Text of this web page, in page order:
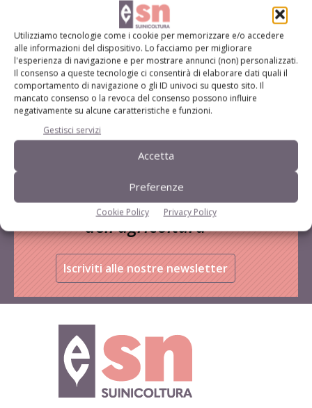
Utilizziamo tecnologie come i cookie per memorizzare e/o accedere
alle informazioni del dispositivo. Lo facciamo per migliorare
l'esperienza di navigazione e per mostrare annunci (non) personalizzati.
Il consenso a queste tecnologie ci consentirà di elaborare dati quali il
comportamento di navigazione o gli ID univoci su questo sito. Il
mancato consenso o la revoca del consenso possono influire
negativamente su alcune caratteristiche e funzioni.
Gestisci servizi
Accetta
Preferenze
Cookie Policy Privacy Policy
Cerca adesso
Rimani aggiornato sul mondo
dell’agricoltura
Iscriviti alle nostre newsletter